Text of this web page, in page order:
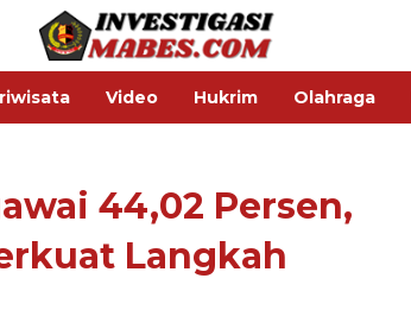
Video Hukrim Olahraga
44,02 Persen,
Langkah